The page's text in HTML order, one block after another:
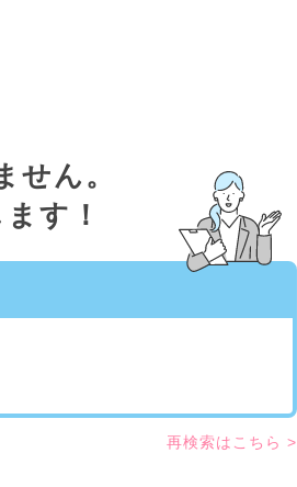
せん。
す！
再検索はこちら >